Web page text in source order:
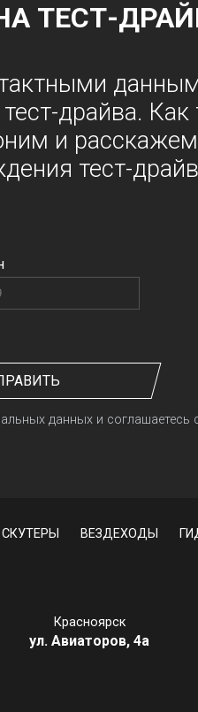
ТЕСТ-
драйва. Как
и
тест-
данных и
ВЕЗДЕХОДЫ
Красноярск
ул. Авиаторов, 4а